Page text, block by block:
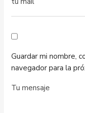
Guardar mi nombre,
navegador para la